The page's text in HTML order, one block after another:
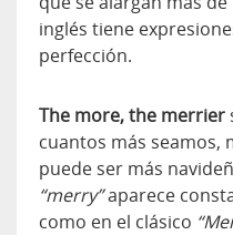
inglés tiene
perfección.
The more, the merrier
cuantos más seamos,
puede ser más
“merry”aparece
como en el clásico